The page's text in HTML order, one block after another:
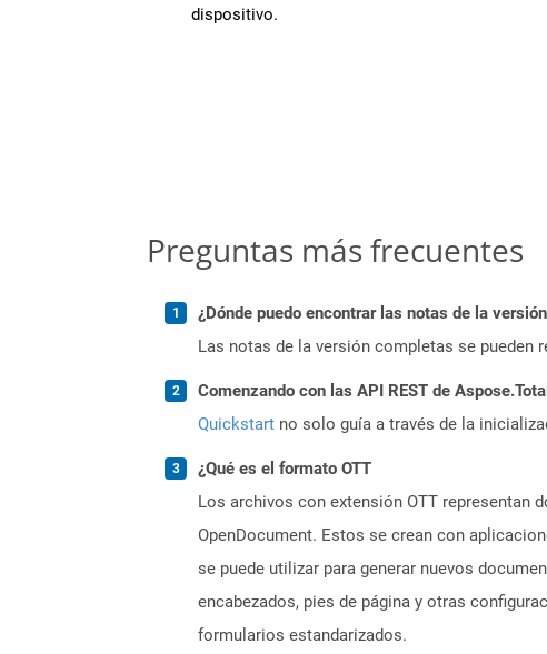
dispositivo.
Preguntas más frecuentes
¿Dónde puedo encontrar las notas de la
Las notas de la versión completas se pueden
Comenzando con las API REST de
Quickstart no solo guía a través de la
¿Qué es el formato OTT
Los archivos con extensión OTT representan
OpenDocument. Estos se crean con
se puede utilizar para generar nuevos
encabezados, pies de página y otras
formularios estandarizados.